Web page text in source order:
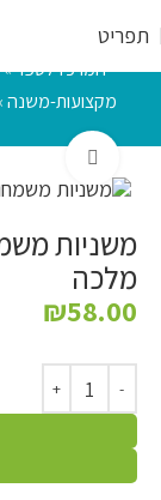
תפריט
המרכז לספר»
מקצועות-משנה
משניות
מלכה
₪58.00